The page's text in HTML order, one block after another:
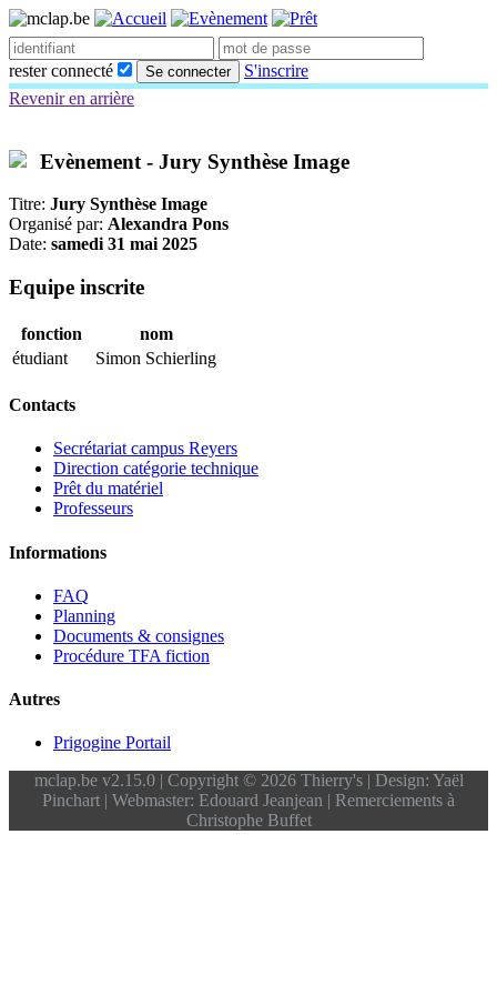
rester connecté Se connecter
S'inscrire
Revenir en arrière
Evènement - Jury Synthèse Image
Titre: Jury Synthèse Image
Organisé par: Alexandra Pons
Date: samedi 31 mai 2025
Equipe inscrite
fonction
nom
étudiant
Simon Schierling
Contacts
Secrétariat campus Reyers
Direction catégorie technique
Prêt du matériel
Professeurs
Informations
FAQ
Planning
Documents & consignes
Procédure TFA fiction
Autres
Prigogine Portail
mclap.be v2.15.0 | Copyright © 2026 Thierry's | Design: Yaël
Pinchart | Webmaster: Edouard Jeanjean | Remerciements à
Christophe Buffet